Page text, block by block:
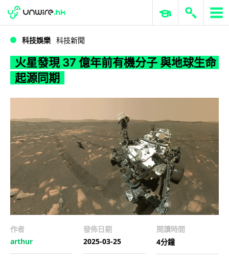
WWDC 2026 ERP 與商業 AI
科技娛樂 科技新聞
火星發現 37 億年前有機分子 與地球生命
起源同期
作者
arthur
發佈日期
2025-03-25
閱讀時間
4分鐘